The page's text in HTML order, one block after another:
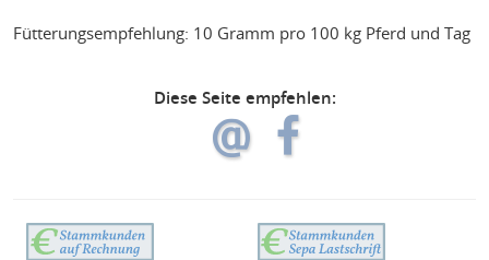
Fütterungsempfehlung: 10 Gramm pro 100 kg Pferd und Tag
Diese Seite empfehlen: